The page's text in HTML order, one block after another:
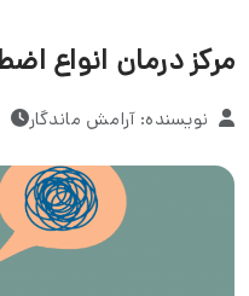
مرکز درمان انواع
نویسنده: آرامش ماندگار